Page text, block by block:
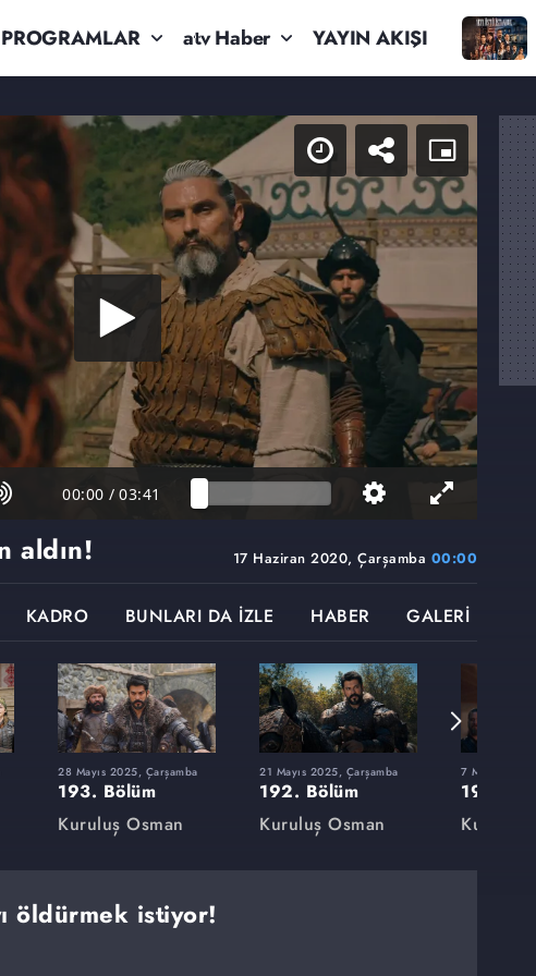
PROGRAMLAR atv Haber YAYIN AKIŞI
00:00 / 03:41
17 Haziran 2020, Çarşamba 00:00
aldın!
KADRO BUNLARI DA İZLE HABER GALERİ
28 Mayıs 2025, Çarşamba
193. Bölüm
Kuruluş Osman
21 Mayıs 2025, Çarşamba
192. Bölüm
Kuruluş Osman
7 Mayıs 2025,
191.
Kuruluş
öldürmek istiyor!